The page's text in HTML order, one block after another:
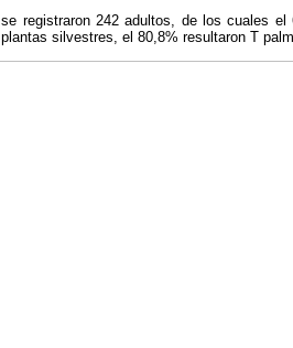
registraron 242 adultos, de los cuales el
silvestres, el 80,8% resultaron T